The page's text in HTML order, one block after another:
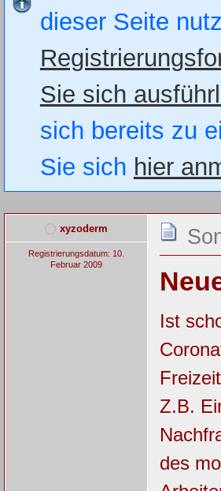
dieser Seite
Sie sich
sich bereits zu
Sie sich hier
xyzoderm
Registrierungsdatum: 10.
Februar 2009
Ist
Z.B.
des